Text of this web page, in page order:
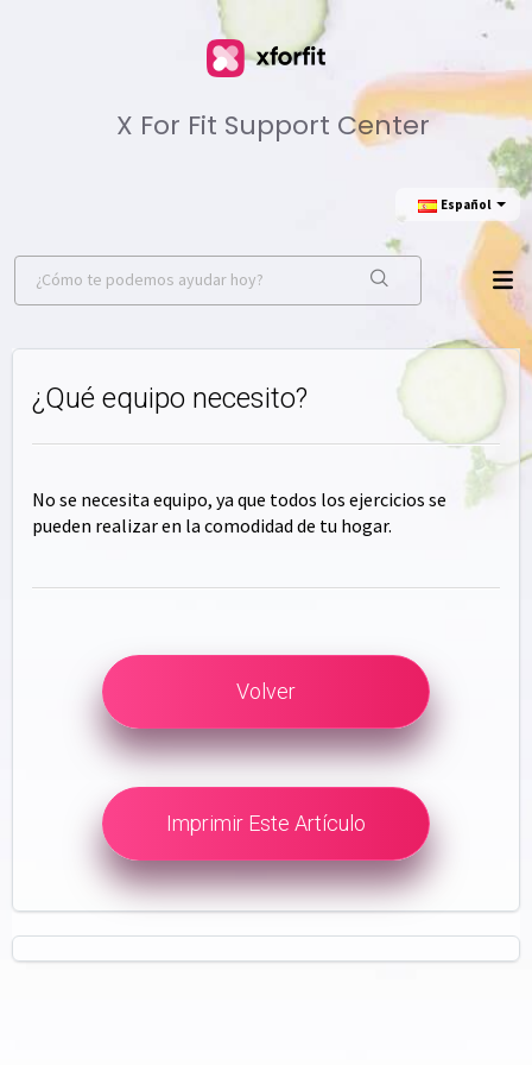
X For Fit Support Center
Еspañol
¿Qué equipo necesito?
No se necesita equipo, ya que todos los ejercicios se
pueden realizar en la comodidad de tu hogar.
Volver
Imprimir Este Artículo